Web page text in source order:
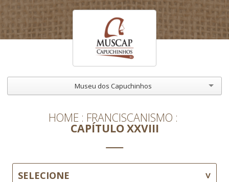
Museu dos Capuchinhos
HOME FRANCISCANISMO
CAPÍTULO XXVIII
SELECIONE